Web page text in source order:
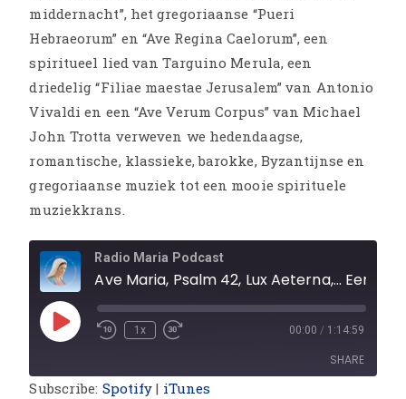
middernacht”, het gregoriaanse “Pueri
Hebraeorum” en “Ave Regina Caelorum”, een
spiritueel lied van Targuino Merula, een
driedelig “Filiae maestae Jerusalem” van Antonio
Vivaldi en een “Ave Verum Corpus” van Michael
John Trotta verweven we hedendaagse,
romantische, klassieke, barokke, Byzantijnse en
gregoriaanse muziek tot een mooie spirituele
muziekkrans.
Radio Maria Podcast
1x 00:00 / 1:14:59
SHARE
Subscribe: Spotify | iTunes